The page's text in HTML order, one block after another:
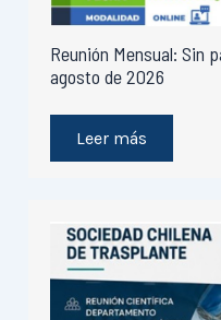
Reunión Mensual: Sin
agosto de 2026
Leer más